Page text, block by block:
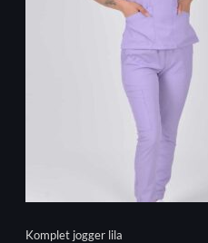
Komplet jogger lila